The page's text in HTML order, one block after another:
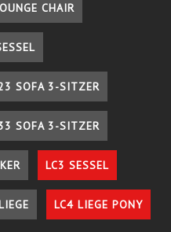
CHAIR
SOFA 3-SITZER
SOFA 3-SITZER
LC3 SESSEL
LC4 LIEGE PONY